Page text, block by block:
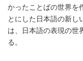
かったことばの世界を
とにした日本語の新し
は、日本語の表現の世
る。